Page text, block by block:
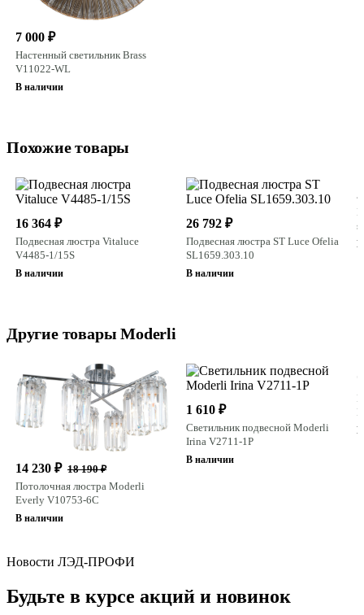
7 000 ₽
Настенный светильник Brass
V11022-WL
В наличии
Похожие товары
16 364 ₽
Подвесная люстра Vitaluce
V4485-1/15S
В наличии
26 792 ₽
Подвесная люстра ST Luce Ofelia
SL1659.303.10
В наличии
В
Другие товары Moderli
14 230 ₽ 18 190 ₽
Потолочная люстра Moderli
Everly V10753-6C
В наличии
1 610 ₽
Светильник подвесной Moderli
Irina V2711-1P
В наличии
В
Новости ЛЭД-ПРОФИ
Будьте в курсе акций и новинок